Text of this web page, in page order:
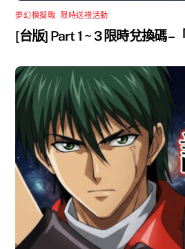
夢幻模擬戰 限時送禮活動
[台版] Part 1 ~ 3 限時兌換碼 –